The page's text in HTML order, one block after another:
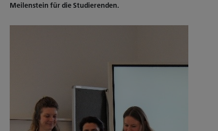
Meilenstein für die Studierenden.